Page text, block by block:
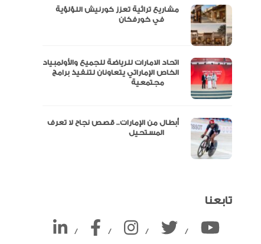
مشاريع تراثية تعزز كورنيش اللؤلؤية
اتحاد الامارات للرياضة للجميع والأولمبياد
الخاص الإماراتي يتعاونان لتنفيذ برامج
أبطال من الإمارات.. قصص نجاح لا تعرف
تابعنا
/ / / /